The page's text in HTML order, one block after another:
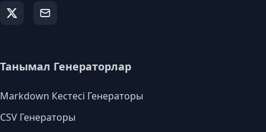
Танымал Генераторлар
Markdown Кестесі Генераторы
CSV Генераторы